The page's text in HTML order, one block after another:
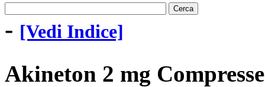
- [Vedi Indice]
Akineton 2 mg